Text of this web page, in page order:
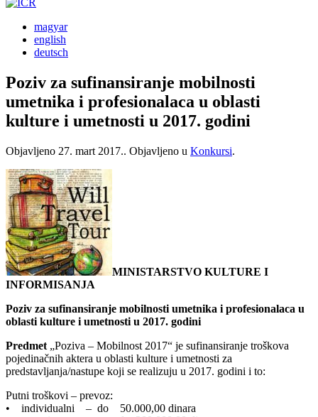
magyar
english
deutsch
Poziv za sufinansiranje mobilnosti
umetnika i profesionalaca u oblasti
kulture i umetnosti u 2017. godini
Objavljeno 27. mart 2017.. Objavljeno u Konkursi.
MINISTARSTVO KULTURE I
INFORMISANJA
Poziv za sufinansiranje mobilnosti umetnika i profesionalaca u
oblasti kulture i umetnosti u 2017. godini
Predmet „Poziva – Mobilnost 2017“ je sufinansiranje troškova
pojedinačnih aktera u oblasti kulture i umetnosti za
predstavljanja/nastupe koji se realizuju u 2017. godini i to:
Putni troškovi – prevoz:
• individualni – do 50.000,00 dinara